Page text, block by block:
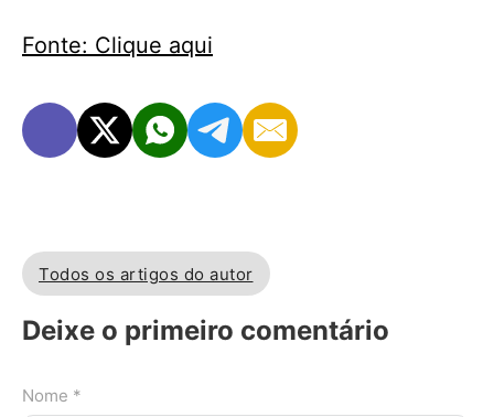
Fonte: Clique aqui
Todos os artigos do autor
Deixe o primeiro comentário
Nome *